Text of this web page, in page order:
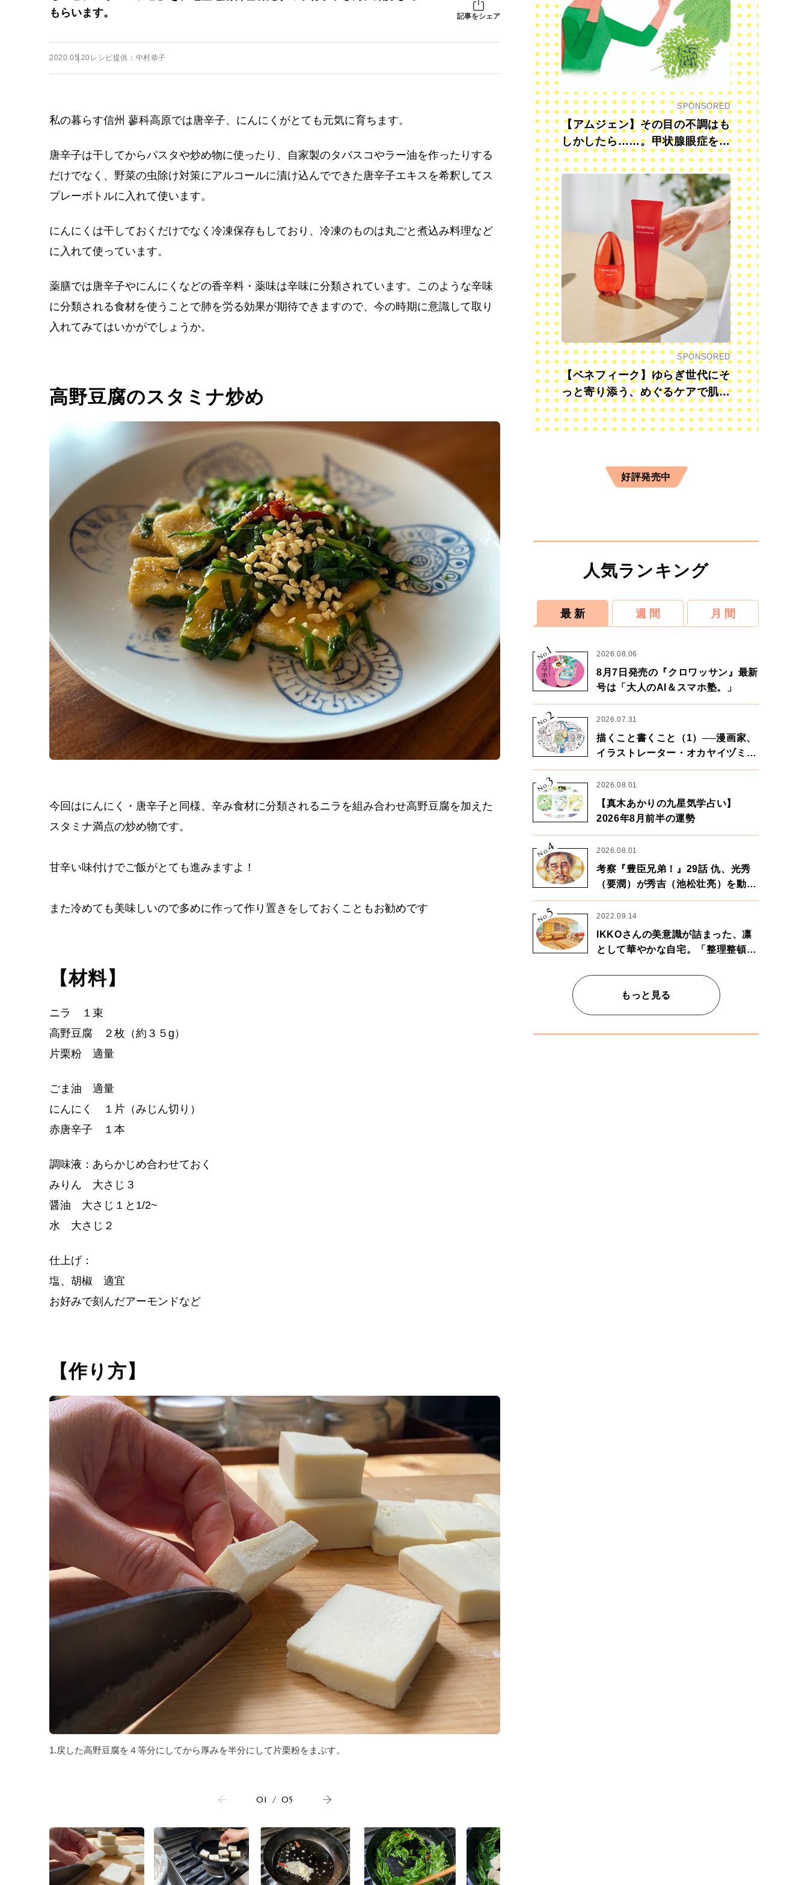
もらいます。
記事をシェア
2020.05.20 レシピ提供：中村恭子
私の暮らす信州 蓼科高原では唐辛子、にんにくがとても元気に育ちます。
唐辛子は干してからパスタや炒め物に使ったり、自家製のタバスコやラー油を作ったりする
だけでなく、野菜の虫除け対策にアルコールに漬け込んでできた唐辛子エキスを希釈してス
プレーボトルに入れて使います。
にんにくは干しておくだけでなく冷凍保存もしており、冷凍のものは丸ごと煮込み料理など
に入れて使っています。
薬膳では唐辛子やにんにくなどの香辛料・薬味は辛味に分類されています。このような辛味
に分類される食材を使うことで肺を労る効果が期待できますので、今の時期に意識して取り
入れてみてはいかがでしょうか。
高野豆腐のスタミナ炒め
今回はにんにく・唐辛子と同様、辛み食材に分類されるニラを組み合わせ高野豆腐を加えた
スタミナ満点の炒め物です。
甘辛い味付けでご飯がとても進みますよ！
また冷めても美味しいので多めに作って作り置きをしておくこともお勧めです
【材料】
ニラ １束
高野豆腐 ２枚（約３５g）
片栗粉 適量
ごま油 適量
にんにく １片（みじん切り）
赤唐辛子 １本
調味液：あらかじめ合わせておく
みりん 大さじ３
醤油 大さじ１と1/2~
水 大さじ２
仕上げ：
塩、胡椒 適宜
お好みで刻んだアーモンドなど
【作り方】
1.戻した高野豆腐を４等分にしてから厚みを半分にして片栗粉をまぶす。
01 / 05
SPONSORED
【アムジェン】その目の不調はも
しかしたら……。甲状腺眼症を知
っていますか？
SPONSORED
【ベネフィーク】ゆらぎ世代にそ
っと寄り添う、めぐるケアで肌も
心も前向きに
好評発売中
人気ランキング
最 新 週 間 月 間
No.
1 2026.08.06
8月7日発売の『クロワッサン』最新
号は「大人のAI＆スマホ塾。」
No.2 2026.07.31
描くこと書くこと（1）──漫画家、
イラストレーター・オカヤイヅミさ
ん×漫画家・鶴谷香央理さん
No.
3 2026.08.01
【真木あかりの九星気学占い】
2026年8月前半の運勢
No.
4 2026.08.01
考察『豊臣兄弟！』29話 仇、光秀
（要潤）が秀吉（池松壮亮）を動か
す。天下に向けた兄弟の分岐点。
No.
5 2022.09.14
IKKOさんの美意識が詰まった、凛
として華やかな自宅。「整理整頓は
もっと見る